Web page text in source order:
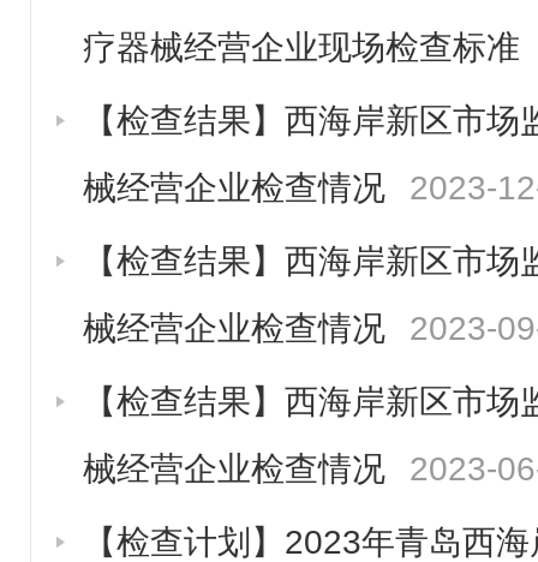
疗器械经营企业现场检查标准
【检查结果】西海岸新区市
械经营企业检查情况
2023-
【检查结果】西海岸新区市
械经营企业检查情况
2023-
【检查结果】西海岸新区市
械经营企业检查情况
2023-
【检查计划】2023年青岛西